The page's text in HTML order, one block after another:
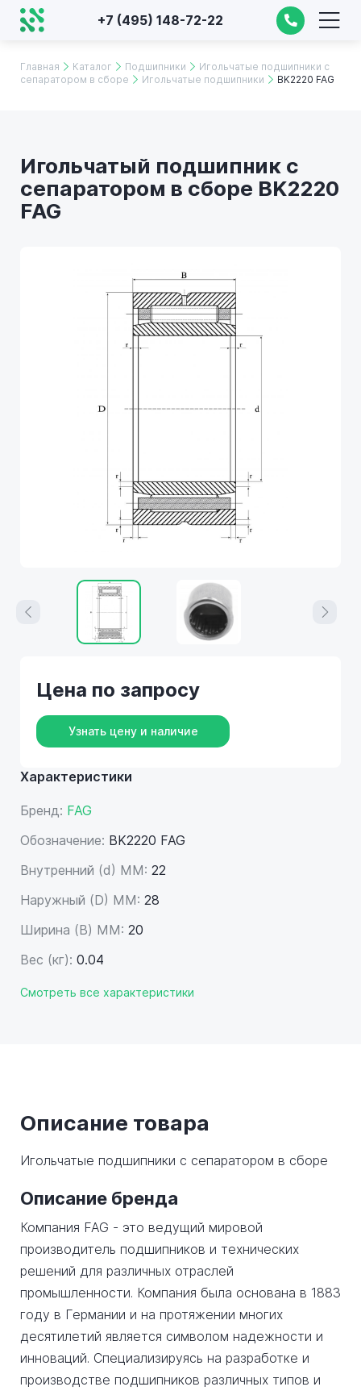
+7 (495) 148-72-22
Главная Каталог Подшипники
Игольчатые подшипники с
сепаратором в сборе
Игольчатые подшипники BK2220 FAG
Игольчатый подшипник с
сепаратором в сборе BK2220
FAG
Характеристики
Бренд: FAG
Обозначение: BK2220 FAG
Внутренний (d) ММ: 22
Наружный (D) ММ: 28
Ширина (B) MM: 20
Вес (кг): 0.04
Смотреть все характеристики
Цена по запросу
Узнать цену и наличие
Описание товара
Игольчатые подшипники с сепаратором в сборе
Описание бренда
Компания FAG - это ведущий мировой
производитель подшипников и технических
решений для различных отраслей
промышленности. Компания была основана в 1883
году в Германии и на протяжении многих
десятилетий является символом надежности и
инноваций. Специализируясь на разработке и
производстве подшипников различных типов и